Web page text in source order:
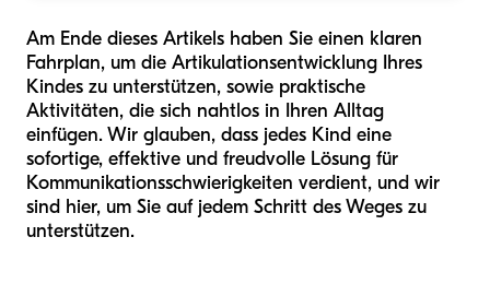
Am Ende dieses Artikels haben Sie einen klaren
Fahrplan, um die Artikulationsentwicklung Ihres
Kindes zu unterstützen, sowie praktische
Aktivitäten, die sich nahtlos in Ihren Alltag
einfügen. Wir glauben, dass jedes Kind eine
sofortige, effektive und freudvolle Lösung für
Kommunikationsschwierigkeiten verdient, und wir
sind hier, um Sie auf jedem Schritt des Weges zu
unterstützen.